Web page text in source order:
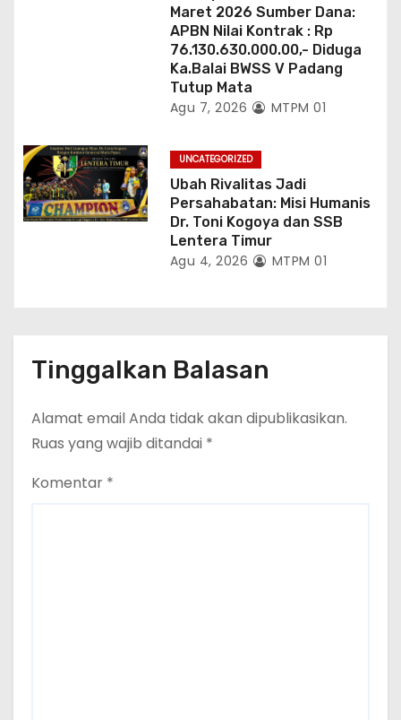
Maret 2026 Sumber Dana:
APBN Nilai Kontrak : Rp
76.130.630.000.00,- Diduga
Ka.Balai BWSS V Padang
Tutup Mata
Agu 7, 2026 MTPM 01
UNCATEGORIZED
Ubah Rivalitas Jadi
Persahabatan: Misi Humanis
Dr. Toni Kogoya dan SSB
Lentera Timur
Agu 4, 2026 MTPM 01
Tinggalkan Balasan
Alamat email Anda tidak akan dipublikasikan.
Ruas yang wajib ditandai *
Komentar *